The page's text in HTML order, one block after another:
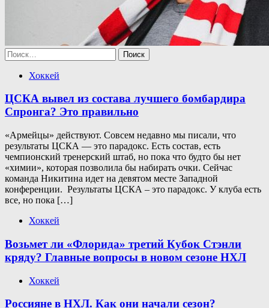
Найти:
Хоккей
ЦСКА вывел из состава лучшего бомбардира
Спронга? Это правильно
«Армейцы» действуют. Совсем недавно мы писали, что
результаты ЦСКА — это парадокс. Есть состав, есть
чемпионский тренерский штаб, но пока что будто бы нет
«химии», которая позволила бы набирать очки. Сейчас
команда Никитина идет на девятом месте Западной
конференции. Результаты ЦСКА – это парадокс. У клуба есть
все, но пока […]
Хоккей
Возьмет ли «Флорида» третий Кубок Стэнли
кряду? Главные вопросы в новом сезоне НХЛ
Хоккей
Россияне в НХЛ. Как они начали сезон?